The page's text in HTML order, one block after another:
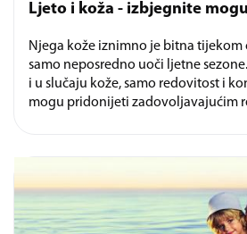
Ljeto i koža - izbjegnite
Njega kože iznimno je bitna tijekom
samo neposredno uoči ljetne
i u slučaju kože, samo redovitost i
mogu pridonijeti zadovoljavajućim